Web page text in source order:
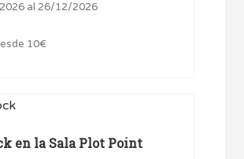
al 26/12/2026
10€
en la Sala Plot Point